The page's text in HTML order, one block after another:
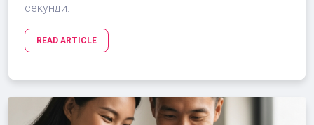
секунди.
READ ARTICLE